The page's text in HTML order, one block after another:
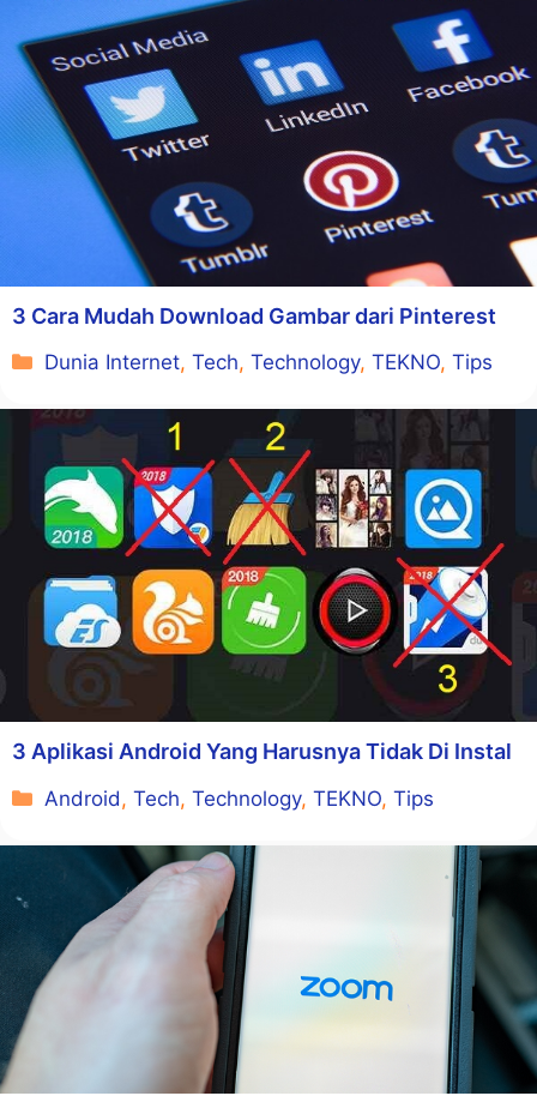
3 Cara Mudah Download Gambar dari Pinterest
Kategori
Dunia Internet,Tech,Technology,TEKNO,Tips
3 Aplikasi Android Yang Harusnya Tidak Di Instal
Kategori
Android,Tech,Technology,TEKNO,Tips